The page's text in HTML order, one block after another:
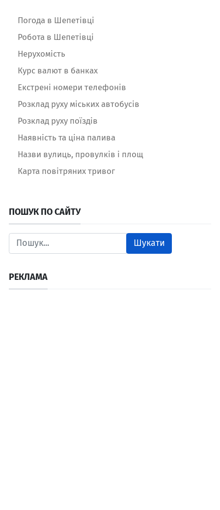
Погода в Шепетівці
Робота в Шепетівці
Нерухомість
Курс валют в банках
Екстрені номери телефонів
Розклад руху міських автобусів
Розклад руху поїздів
Наявність та ціна палива
Назви вулиць, провулків і площ
Карта повітряних тривог
ПОШУК ПО САЙТУ
Шукати
РЕКЛАМА